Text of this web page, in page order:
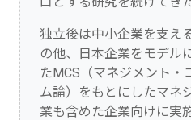
独立後は中小企業を支え
の他、日本企業をモデル
たMCS（マネジメント・
ム論）をもとにしたマネ
業も含めた企業向けに実